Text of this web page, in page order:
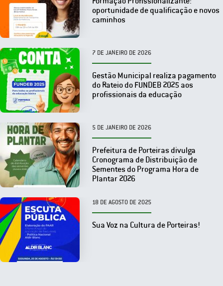
oportunidade de qualificação e novos
caminhos
7 DE JANEIRO DE 2026
Gestão Municipal realiza pagamento
do Rateio do FUNDEB 2025 aos
profissionais da educação
5 DE JANEIRO DE 2026
Prefeitura de Porteiras divulga
Cronograma de Distribuição de
Sementes do Programa Hora de
Plantar 2026
18 DE AGOSTO DE 2025
Sua Voz na Cultura de Porteiras!